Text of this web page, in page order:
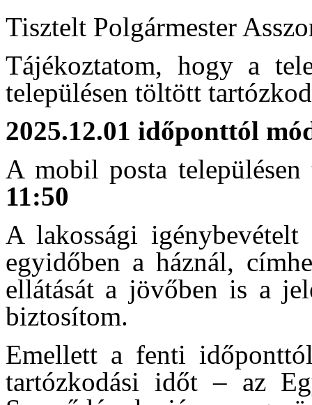
Tisztelt Polgármester
Tájékoztatom, hogy a
településen töltött
2025.12.01 időponttól
A mobil posta
11:50
A lakossági igénybevételt
egyidőben a háznál,
ellátását a jövőben is a
biztosítom.
Emellett a fenti
tartózkodási időt – az